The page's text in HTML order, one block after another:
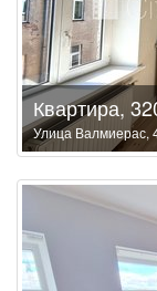
Квартира,
Улица Валмиерас,